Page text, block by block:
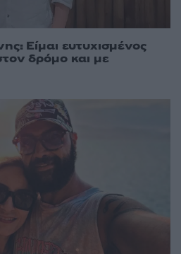
Είμαι ευτυχισμένος
δρόμο και με